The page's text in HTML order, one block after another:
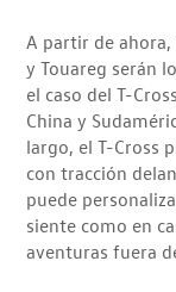
A partir de ahora,
y Touareg serán
el caso del T-
China y
largo, el T-Cross
con tracción
puede
siente como en
aventuras fuera